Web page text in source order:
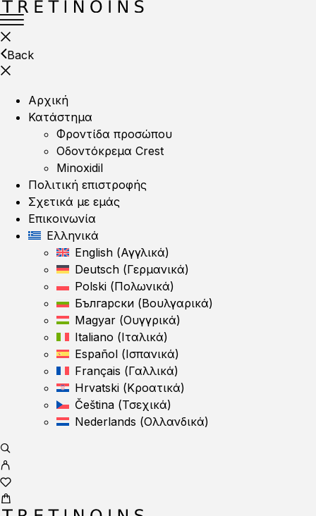
Back
Αρχική
Κατάστημα
Φροντίδα προσώπου
Οδοντόκρεμα Crest
Minoxidil
Πολιτική επιστροφής
Σχετικά με εμάς
Επικοινωνία
Ελληνικά
English (Αγγλικά)
Deutsch (Γερμανικά)
Polski (Πολωνικά)
Български (Βουλγαρικά)
Magyar (Ουγγρικά)
Italiano (Ιταλικά)
Español (Ισπανικά)
Français (Γαλλικά)
Hrvatski (Κροατικά)
Čeština (Τσεχικά)
Nederlands (Ολλανδικά)